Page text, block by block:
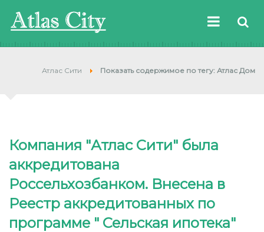
Атлас Сити Показать содержимое по тегу: Атлас Дом
Компания "Атлас Сити" была
аккредитована
Россельхозбанком. Внесена в
Реестр аккредитованных по
программе " Сельская ипотека"